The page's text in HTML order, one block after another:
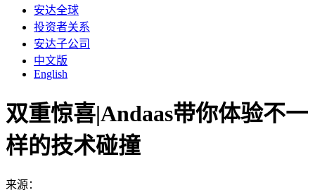
安达全球
投资者关系
安达子公司
中文版
English
双重惊喜|Andaas带你体验不一
样的技术碰撞
来源：